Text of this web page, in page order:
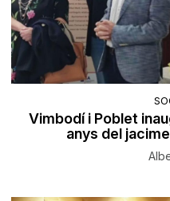
Vimbodí i Poblet
anys del